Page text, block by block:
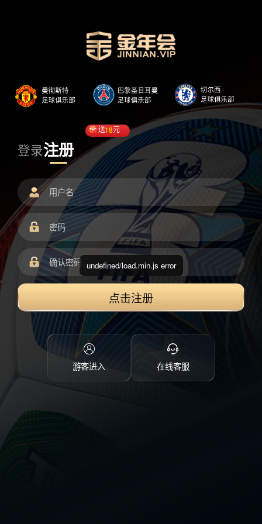
登录注册
送18元
点击注册
游客进入 在线客服
undefined/load.min.js error